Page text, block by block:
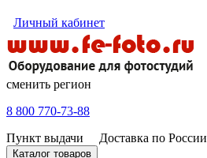
Личный кабинет
сменить регион
8 800 770-73-88
Пункт выдачи
Доставка по России
Каталог товаров